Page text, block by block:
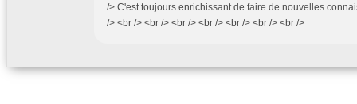
/> C'est toujours enrichissant de faire de nouvelles
/> <br /> <br /> <br /> <br /> <br /> <br /> <br />